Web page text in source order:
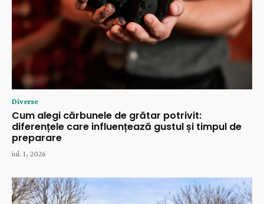
Diverse
Cum alegi cărbunele de grătar potrivit:
diferențele care influențează gustul și timpul de
preparare
iul. 1, 2026